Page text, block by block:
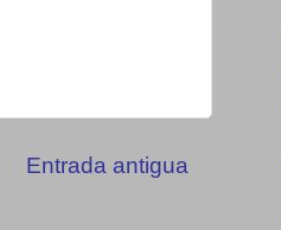
Entrada antigua